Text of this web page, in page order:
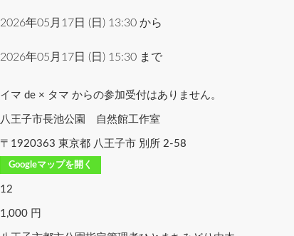
2026年05月17日 (日) 13:30 から
2026年05月17日 (日) 15:30 まで
イマ de × タマ からの参加受付はありません。
八王子市長池公園 自然館工作室
〒1920363 東京都 八王子市 別所 2-58
Googleマップを開く
12
1,000 円